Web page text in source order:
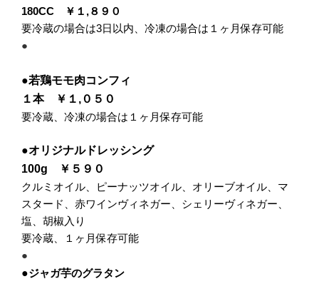
180CC ￥１,８９０
要冷蔵の場合は3日以内、冷凍の場合は１ヶ月保存可能
●
●若鶏モモ肉コンフィ
１本 ￥１,０５０
要冷蔵、冷凍の場合は１ヶ月保存可能
●オリジナルドレッシング
100g ￥５９０
クルミオイル、ピーナッツオイル、オリーブオイル、マ
スタード、 赤ワインヴィネガー、シェリーヴィネガー、
塩、胡椒入り
要冷蔵、１ヶ月保存可能
●
●ジャガ芋のグラタン